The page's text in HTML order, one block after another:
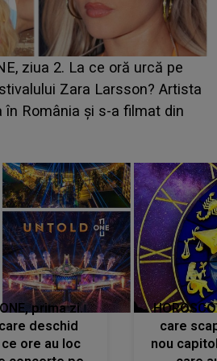
din "Casa Iubirii" l-a
Emanuel. CINE ESTE
Aflându-se în fața
IMEDIAT: "Am
prima zi.
deschid
ore au loc
care
nou